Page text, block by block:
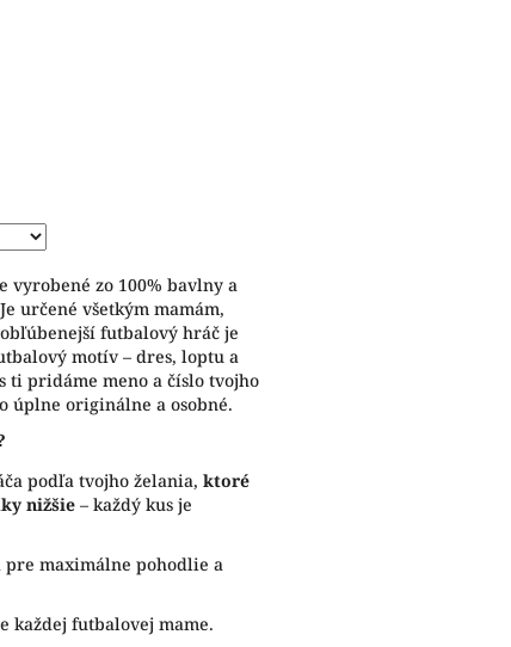
vyrobené zo 100% bavlny a
určené všetkým mamám,
futbalový hráč je
motív – dres, loptu a
ti pridáme meno a číslo tvojho
úplne originálne a osobné.
podľa tvojho želania, ktoré
nižšie – každý kus je
pre maximálne pohodlie a
každej futbalovej mame.